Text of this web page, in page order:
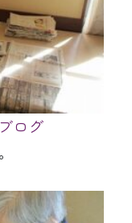
ログ